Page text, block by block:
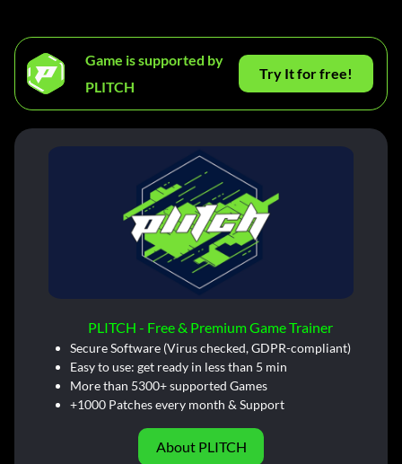
Game is supported by
PLITCH
Try It for free!
PLITCH - Free & Premium Game Trainer
Secure Software (Virus checked, GDPR-compliant)
Easy to use: get ready in less than 5 min
More than 5300+ supported Games
+1000 Patches every month & Support
About PLITCH